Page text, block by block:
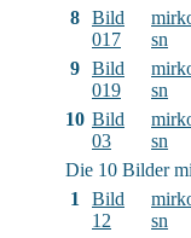
8 Bild
017
sn
9 Bild
019
sn
10 Bild
03
sn
Die 10 Bilder
1
Bild
12
sn